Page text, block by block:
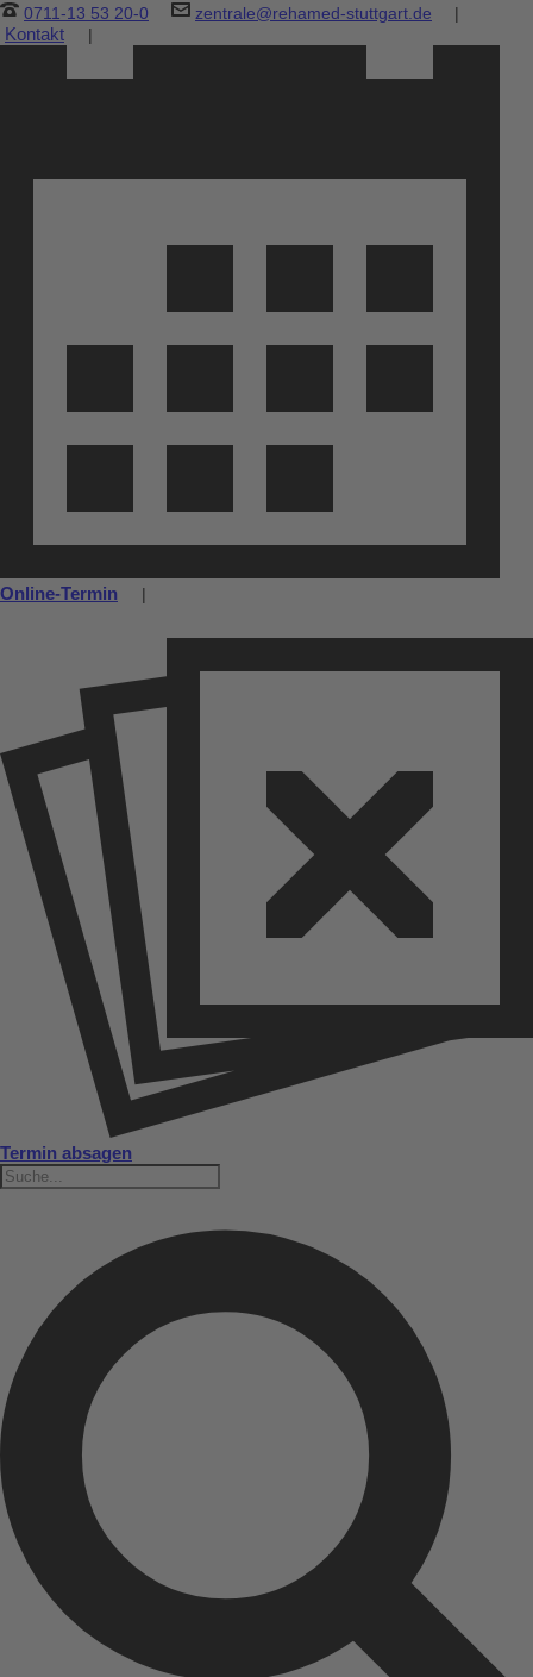
0711-13 53 20-0 zentrale@rehamed-stuttgart.de |
Kontakt |
Online-Termin |
Termin absagen